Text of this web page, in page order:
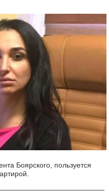
Боярского, пользуется